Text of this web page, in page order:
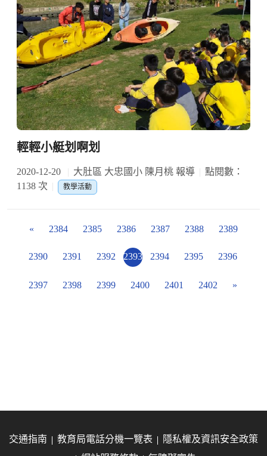
輕輕小艇划啊划
2020-12-20 大肚區 大忠國小 陳月桃 報導
點閱數：
1138 次
教學活動
« 2384 2385 2386 2387 2388 2389
2390 2391 2392 2393 2394 2395 2396
2397 2398 2399 2400 2401 2402 »
交通指南 教育局電話分機一覽表
隱私權及資訊安全政策